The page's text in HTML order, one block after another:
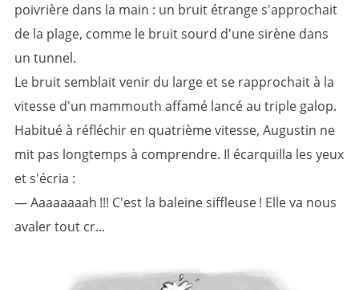
poivrière dans la main : un bruit étrange s'approchait
de la plage, comme le bruit sourd d'une sirène dans
un tunnel.
Le bruit semblait venir du large et se rapprochait à la
vitesse d'un mammouth affamé lancé au triple galop.
Habitué à réfléchir en quatrième vitesse, Augustin ne
mit pas longtemps à comprendre. Il écarquilla les yeux
et s'écria :
— Aaaaaaaah !!! C'est la baleine siffleuse ! Elle va nous
avaler tout cr...